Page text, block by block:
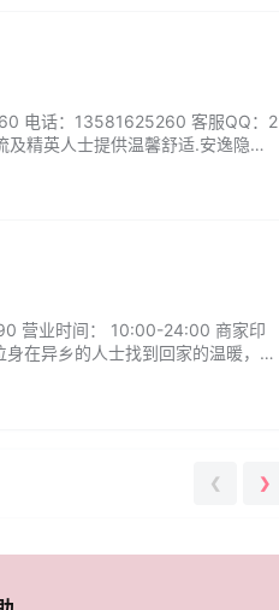
电话：13581625260 客服QQ：2
精英人士提供温馨舒适.安逸隐匿
营业时间： 10:00-24:00 商家印
在异乡的人士找到回家的温暖，给
❮ ❯